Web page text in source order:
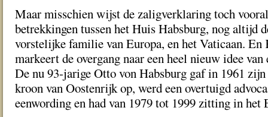
Maar misschien wijst de zaligverklaring toch
betrekkingen tussen het Huis Habsburg, nog altijd
vorstelijke familie van Europa, en het Vaticaan. En
markeert de overgang naar een heel nieuw idee
De nu 93-jarige Otto von Habsburg gaf in 1961 zijn
kroon van Oostenrijk op, werd een overtuigd
eenwording en had van 1979 tot 1999 zitting in het